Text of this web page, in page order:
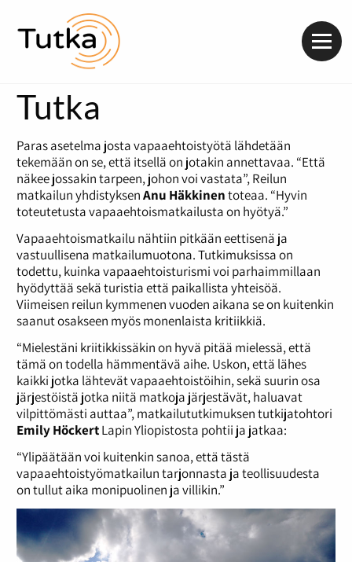
Tutka
Paras asetelma josta vapaaehtoistyötä lähdetään
tekemään on se, että itsellä on jotakin annettavaa. “Että
näkee jossakin tarpeen, johon voi vastata”, Reilun
matkailun yhdistyksenAnu Häkkinentoteaa. “Hyvin
toteutetusta vapaaehtoismatkailusta on hyötyä.”
Vapaaehtoismatkailu nähtiin pitkään eettisenä ja
vastuullisena matkailumuotona. Tutkimuksissa on
todettu, kuinka vapaaehtoisturismi voi parhaimmillaan
hyödyttää sekä turistia että paikallista yhteisöä.
Viimeisen reilun kymmenen vuoden aikana se on kuitenkin
saanut osakseen myös monenlaista kritiikkiä.
“Mielestäni kriitikkissäkin on hyvä pitää mielessä, että
tämä on todella hämmentävä aihe. Uskon, että lähes
kaikki jotka lähtevät vapaaehtoistöihin, sekä suurin osa
järjestöistä jotka niitä matkoja järjestävät, haluavat
vilpittömästi auttaa”, matkailututkimuksen tutkijatohtori
Emily HöckertLapin Yliopistosta pohtii ja jatkaa:
“Ylipäätään voi kuitenkin sanoa, että tästä
vapaaehtoistyömatkailun tarjonnasta ja teollisuudesta
on tullut aika monipuolinen ja villikin.”